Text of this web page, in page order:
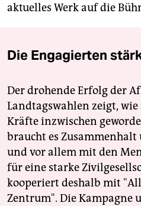
aktuelles Werk auf die
Die Engagierten
Der drohende Erfolg der
Landtagswahlen zeigt,
Kräfte inzwischen
braucht es
und vor allem mit den
für eine starke
kooperiert deshalb mit
Zentrum". Die Kampagne